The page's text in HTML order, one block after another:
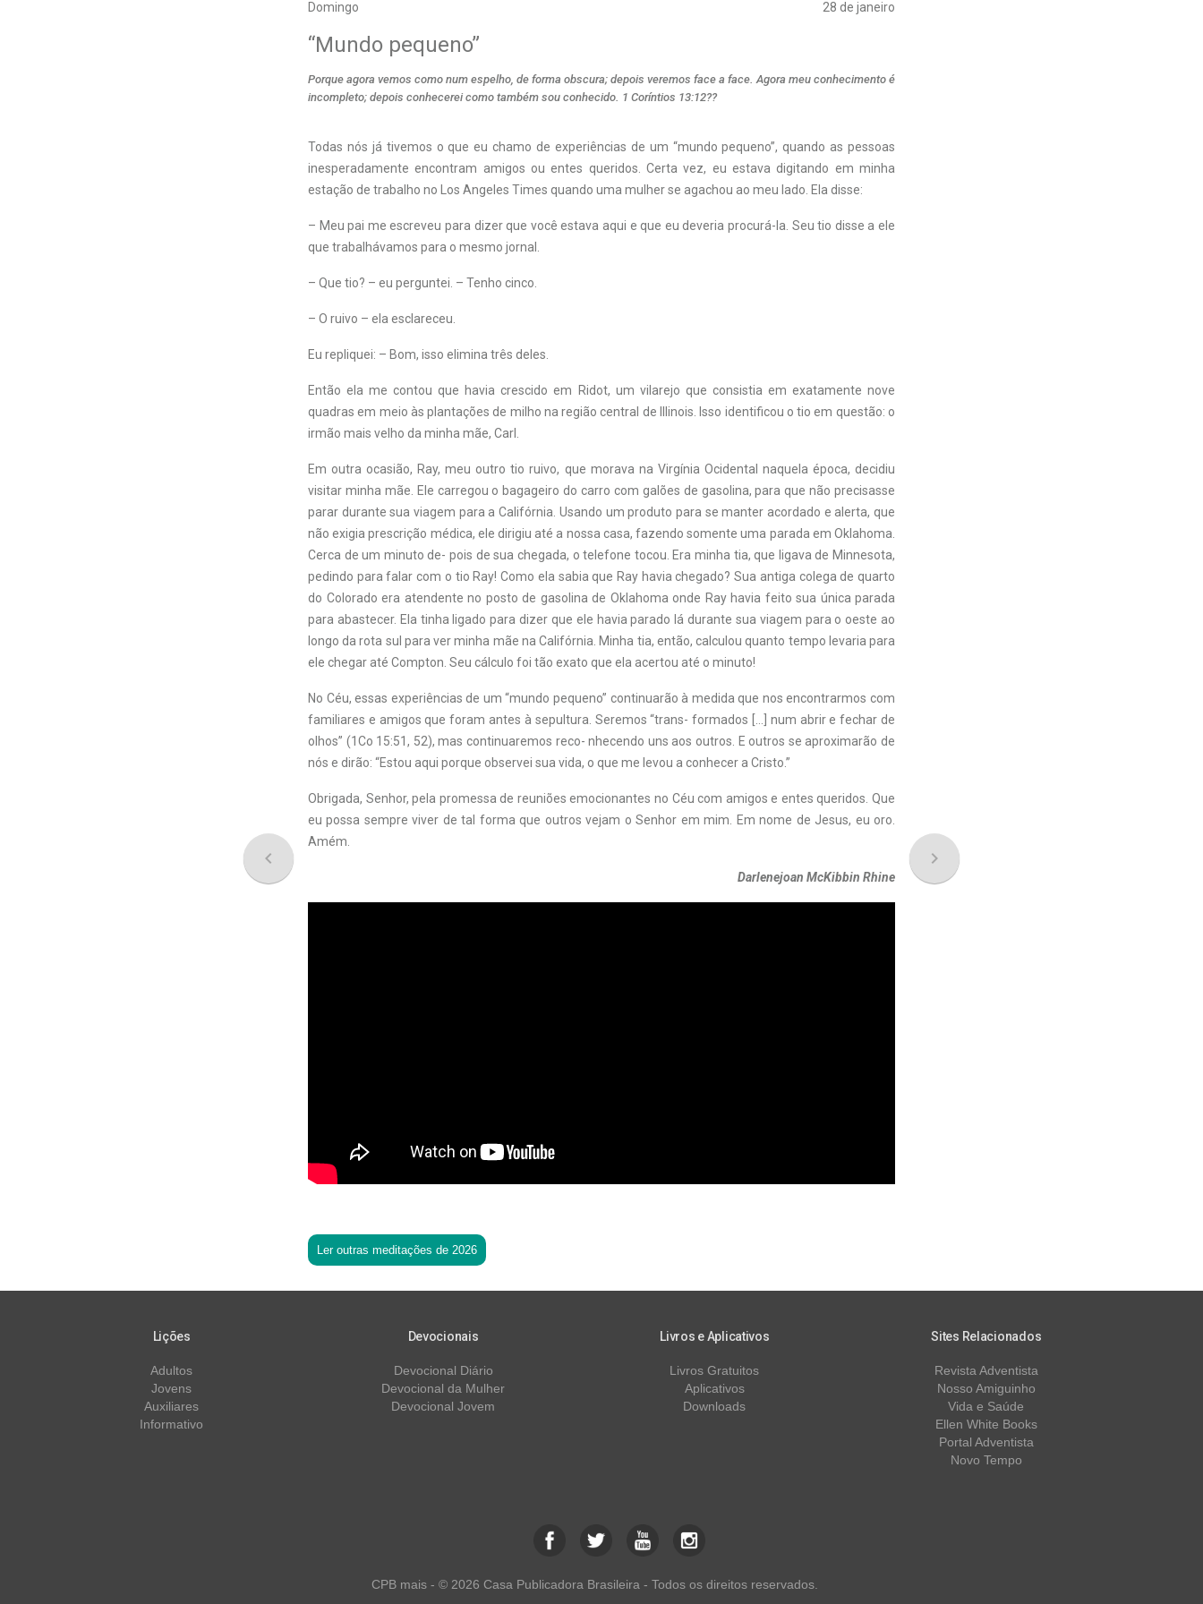
Domingo 28 de janeiro
navigate_before
“Mundo pequeno”
Porque agora vemos como num espelho, de forma obscura; depois veremos face a face. Agora meu conhecimento é
incompleto; depois conhecerei como também sou conhecido. 1 Coríntios 13:12??
Todas nós já tivemos o que eu chamo de experiências de um “mundo pequeno”, quando as pessoas
inesperadamente encontram amigos ou entes queridos. Certa vez, eu estava digitando em minha
estação de trabalho no Los Angeles Times quando uma mulher se agachou ao meu lado. Ela disse:
– Meu pai me escreveu para dizer que você estava aqui e que eu deveria procurá-la. Seu tio disse a ele
que trabalhávamos para o mesmo jornal.
– Que tio? – eu perguntei. – Tenho cinco.
– O ruivo – ela esclareceu.
Eu repliquei: – Bom, isso elimina três deles.
Então ela me contou que havia crescido em Ridot, um vilarejo que consistia em exatamente nove
quadras em meio às plantações de milho na região central de Illinois. Isso identificou o tio em questão: o
irmão mais velho da minha mãe, Carl.
Em outra ocasião, Ray, meu outro tio ruivo, que morava na Virgínia Ocidental naquela época, decidiu
visitar minha mãe. Ele carregou o bagageiro do carro com galões de gasolina, para que não precisasse
parar durante sua viagem para a Califórnia. Usando um produto para se manter acordado e alerta, que
não exigia prescrição médica, ele dirigiu até a nossa casa, fazendo somente uma parada em Oklahoma.
Cerca de um minuto de- pois de sua chegada, o telefone tocou. Era minha tia, que ligava de Minnesota,
pedindo para falar com o tio Ray! Como ela sabia que Ray havia chegado? Sua antiga colega de quarto
do Colorado era atendente no posto de gasolina de Oklahoma onde Ray havia feito sua única parada
para abastecer. Ela tinha ligado para dizer que ele havia parado lá durante sua viagem para o oeste ao
longo da rota sul para ver minha mãe na Califórnia. Minha tia, então, calculou quanto tempo levaria para
ele chegar até Compton. Seu cálculo foi tão exato que ela acertou até o minuto!
No Céu, essas experiências de um “mundo pequeno” continuarão à medida que nos encontrarmos com
familiares e amigos que foram antes à sepultura. Seremos “trans- formados […] num abrir e fechar de
olhos” (1Co 15:51, 52), mas continuaremos reco- nhecendo uns aos outros. E outros se aproximarão de
nós e dirão: “Estou aqui porque observei sua vida, o que me levou a conhecer a Cristo.”
Obrigada, Senhor, pela promessa de reuniões emocionantes no Céu com amigos e entes queridos. Que
eu possa sempre viver de tal forma que outros vejam o Senhor em mim. Em nome de Jesus, eu oro.
Amém.
Darlenejoan McKibbin Rhine
Ler outras meditações de 2026
navigate_next
Lições
Adultos
Jovens
Auxiliares
Informativo
Devocionais
Devocional Diário
Devocional da Mulher
Devocional Jovem
Livros e Aplicativos
Livros Gratuitos
Aplicativos
Downloads
Sites Relacionados
Revista Adventista
Nosso Amiguinho
Vida e Saúde
Ellen White Books
Portal Adventista
Novo Tempo
CPB mais - © 2026 Casa Publicadora Brasileira - Todos os direitos reservados.